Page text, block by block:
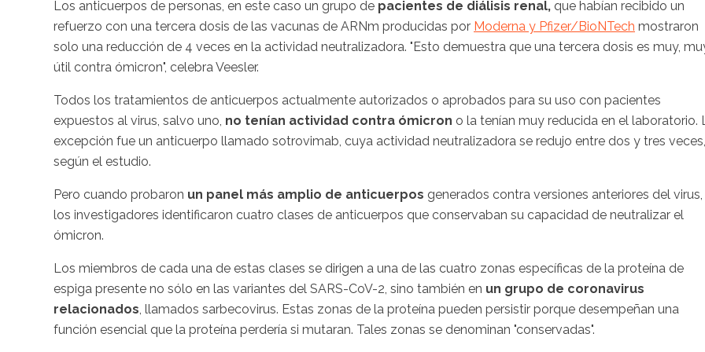
Los anticuerpos de personas, en este caso un grupo de pacientes de diálisis renal, que habían recibido un
refuerzo con una tercera dosis de las vacunas de ARNm producidas por Moderna y Pfizer/BioNTech mostraron
solo una reducción de 4 veces en la actividad neutralizadora. "Esto demuestra que una tercera dosis es muy,
útil contra ómicron", celebra Veesler.
Todos los tratamientos de anticuerpos actualmente autorizados o aprobados para su uso con pacientes
expuestos al virus, salvo uno, no tenían actividad contra ómicron o la tenían muy reducida en el laboratorio.
excepción fue un anticuerpo llamado sotrovimab, cuya actividad neutralizadora se redujo entre dos y tres veces,
según el estudio.
Pero cuando probaron un panel más amplio de anticuerpos generados contra versiones anteriores del virus,
los investigadores identificaron cuatro clases de anticuerpos que conservaban su capacidad de neutralizar el
ómicron.
Los miembros de cada una de estas clases se dirigen a una de las cuatro zonas específicas de la proteína de
espiga presente no sólo en las variantes del SARS-CoV-2, sino también en un grupo de coronavirus
relacionados, llamados sarbecovirus. Estas zonas de la proteína pueden persistir porque desempeñan una
función esencial que la proteína perdería si mutaran. Tales zonas se denominan "conservadas".